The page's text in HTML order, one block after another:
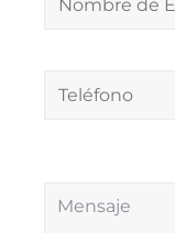
Empresa